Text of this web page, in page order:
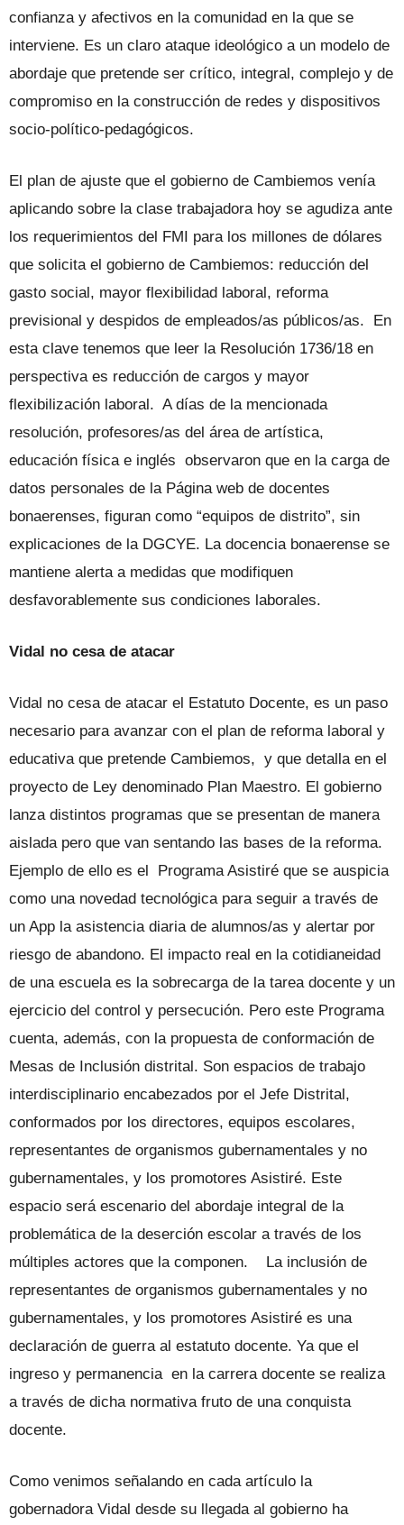
confianza y afectivos en la comunidad en la que se
interviene. Es un claro ataque ideológico a un modelo de
abordaje que pretende ser crítico, integral, complejo y de
compromiso en la construcción de redes y dispositivos
socio-político-pedagógicos.
El plan de ajuste que el gobierno de Cambiemos venía
aplicando sobre la clase trabajadora hoy se agudiza ante
los requerimientos del FMI para los millones de dólares
que solicita el gobierno de Cambiemos: reducción del
gasto social, mayor flexibilidad laboral, reforma
previsional y despidos de empleados/as públicos/as. En
esta clave tenemos que leer la Resolución 1736/18 en
perspectiva es reducción de cargos y mayor
flexibilización laboral. A días de la mencionada
resolución, profesores/as del área de artística,
educación física e inglés observaron que en la carga de
datos personales de la Página web de docentes
bonaerenses, figuran como “equipos de distrito”, sin
explicaciones de la DGCYE. La docencia bonaerense se
mantiene alerta a medidas que modifiquen
desfavorablemente sus condiciones laborales.
Vidal no cesa de atacar
Vidal no cesa de atacar el Estatuto Docente, es un paso
necesario para avanzar con el plan de reforma laboral y
educativa que pretende Cambiemos, y que detalla en el
proyecto de Ley denominado Plan Maestro. El gobierno
lanza distintos programas que se presentan de manera
aislada pero que van sentando las bases de la reforma.
Ejemplo de ello es el Programa Asistiré que se auspicia
como una novedad tecnológica para seguir a través de
un App la asistencia diaria de alumnos/as y alertar por
riesgo de abandono. El impacto real en la cotidianeidad
de una escuela es la sobrecarga de la tarea docente y un
ejercicio del control y persecución. Pero este Programa
cuenta, además, con la propuesta de conformación de
Mesas de Inclusión distrital. Son espacios de trabajo
interdisciplinario encabezados por el Jefe Distrital,
conformados por los directores, equipos escolares,
representantes de organismos gubernamentales y no
gubernamentales, y los promotores Asistiré. Este
espacio será escenario del abordaje integral de la
problemática de la deserción escolar a través de los
múltiples actores que la componen. La inclusión de
representantes de organismos gubernamentales y no
gubernamentales, y los promotores Asistiré es una
declaración de guerra al estatuto docente. Ya que el
ingreso y permanencia en la carrera docente se realiza
a través de dicha normativa fruto de una conquista
docente.
Como venimos señalando en cada artículo la
gobernadora Vidal desde su llegada al gobierno ha